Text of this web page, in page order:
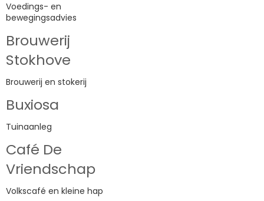
Voedings- en
bewegingsadvies
Brouwerij
Stokhove
Brouwerij en stokerij
Buxiosa
Tuinaanleg
Café De
Vriendschap
Volkscafé en kleine hap